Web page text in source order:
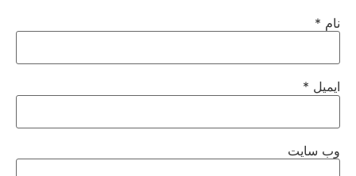
نام *
ایمیل *
وب‌ سایت